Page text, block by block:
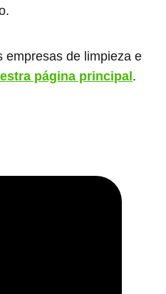
empresas de limpieza e
página principal .